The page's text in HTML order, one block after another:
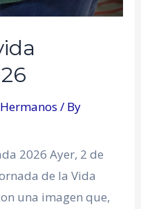
/ By
2026 Ayer, 2 de
de la Vida
una imagen que,